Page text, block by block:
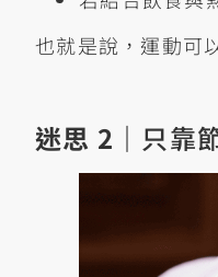
也就是說，運動可
迷思 2｜ 只靠